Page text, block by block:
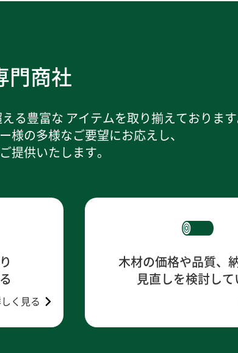
門商社
る豊富な アイテムを取り揃えております
の多様なご要望にお応えし、
提供いたします。
く見る
木材の価格や品質、
見直しを検討して